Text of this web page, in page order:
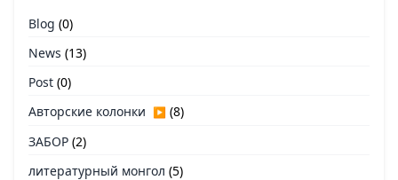
Blog (0)
News (13)
Post (0)
Авторские колонки ▶ (8)
ЗАБОР (2)
литературный монгол (5)